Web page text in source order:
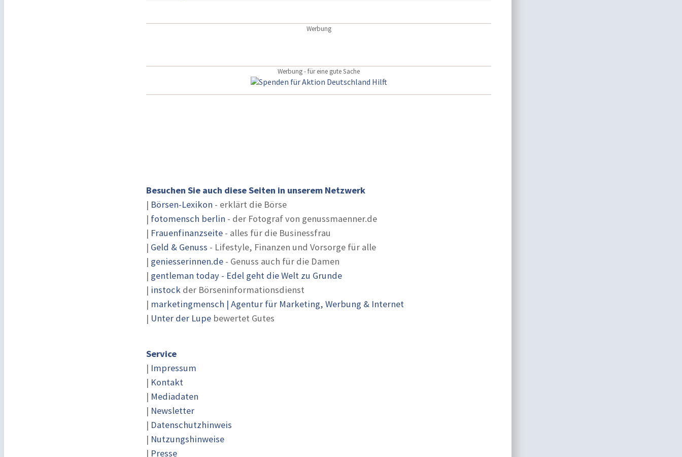
Werbung
Werbung - für eine gute Sache
Besuchen Sie auch diese Seiten in unserem Netzwerk
| Börsen-Lexikon - erklärt die Börse
| fotomensch berlin - der Fotograf von genussmaenner.de
| Frauenfinanzseite - alles für die Businessfrau
| Geld & Genuss - Lifestyle, Finanzen und Vorsorge für alle
| geniesserinnen.de - Genuss auch für die Damen
| gentleman today - Edel geht die Welt zu Grunde
| instock der Börseninformationsdienst
| marketingmensch | Agentur für Marketing, Werbung & Internet
| Unter der Lupe bewertet Gutes
Service
| Impressum
| Kontakt
| Mediadaten
| Newsletter
| Datenschutzhinweis
| Nutzungshinweise
| Presse